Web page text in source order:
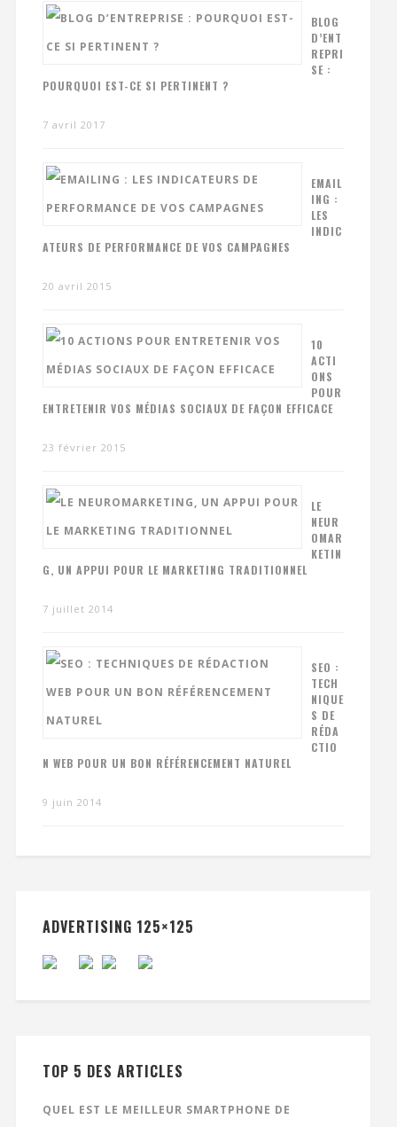
BLOG
D’ENT
REPRI
SE :
POURQUOI EST-CE SI PERTINENT ?
7 avril 2017
EMAIL
ING :
LES
INDIC
ATEURS DE PERFORMANCE DE VOS CAMPAGNES
20 avril 2015
10
ACTI
ONS
POUR
ENTRETENIR VOS MÉDIAS SOCIAUX DE FAÇON EFFICACE
23 février 2015
LE
NEUR
OMAR
KETIN
G, UN APPUI POUR LE MARKETING TRADITIONNEL
7 juillet 2014
SEO :
TECH
NIQUE
S DE
RÉDA
CTIO
N WEB POUR UN BON RÉFÉRENCEMENT NATUREL
9 juin 2014
ADVERTISING 125×125
TOP 5 DES ARTICLES
QUEL EST LE MEILLEUR SMARTPHONE DE